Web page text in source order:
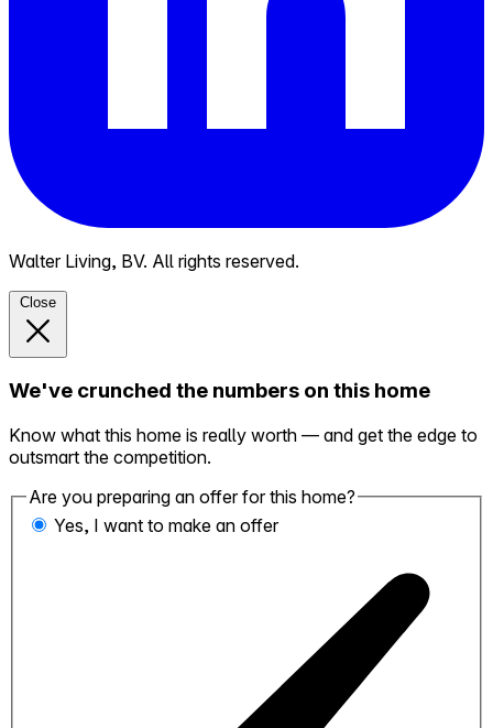
Walter Living, BV. All rights reserved.
Close
We've crunched the numbers on this home
Know what this home is really worth — and get the edge to
outsmart the competition.
Are you preparing an offer for this home?
Yes, I want to make an offer